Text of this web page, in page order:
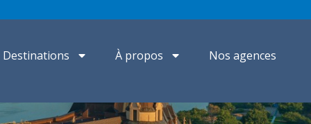
Destinations À propos Nos agences